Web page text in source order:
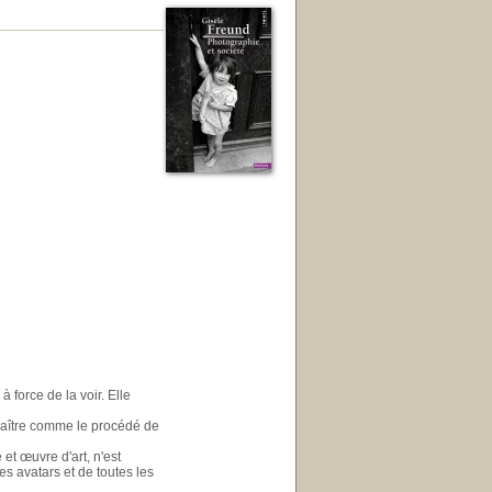
force de la voir. Elle
comme le procédé de
et œuvre d'art, n'est
avatars et de toutes les